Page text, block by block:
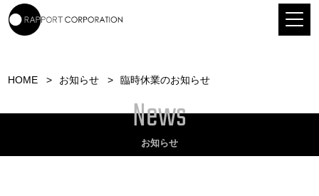
HOME お知らせ 臨時休業のお知らせ
News
お知らせ